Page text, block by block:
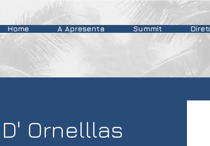
Home A Apresenta Summit
Ornelllas